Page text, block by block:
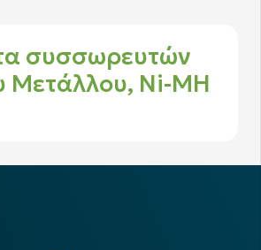
συσσωρευτών
Μετάλλου, Ni-MH